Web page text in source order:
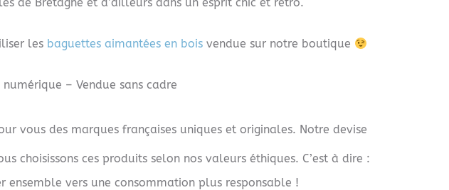
les baguettes aimantées en boisvendue sur notre boutique
– Vendue sans cadre
vous des marques françaises uniques et originales. Notre devise
choisissons ces produits selon nos valeurs éthiques. C’est à dire :
vers une consommation plus responsable !